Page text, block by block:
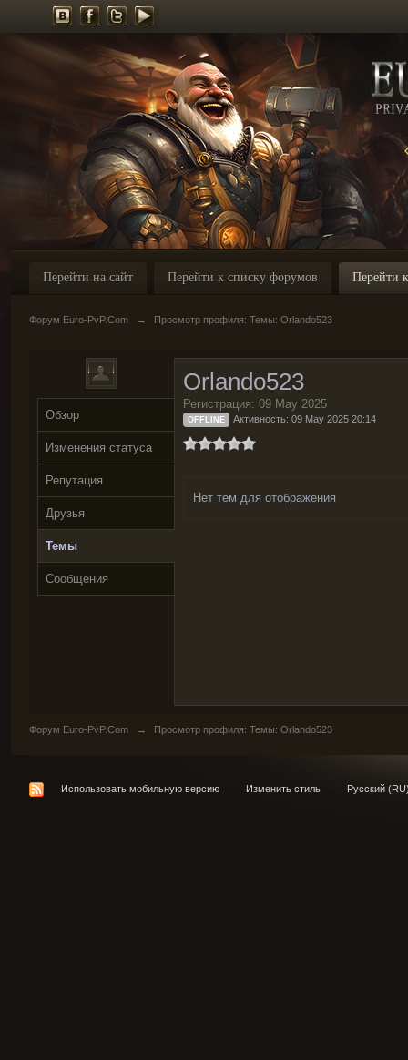
Перейти на сайт Перейти к списку форумов Перейти
Форум Euro-PvP.Com → Просмотр профиля: Темы: Orlando523
Обзор
Изменения статуса
Репутация
Друзья
Темы
Сообщения
Orlando523
Регистрация: 09 May 2025
OFFLINE Активность: 09 May 2025 20:14
Нет тем для отображения
Форум Euro-PvP.Com → Просмотр профиля: Темы: Orlando523
Использовать мобильную версию Изменить стиль Русский